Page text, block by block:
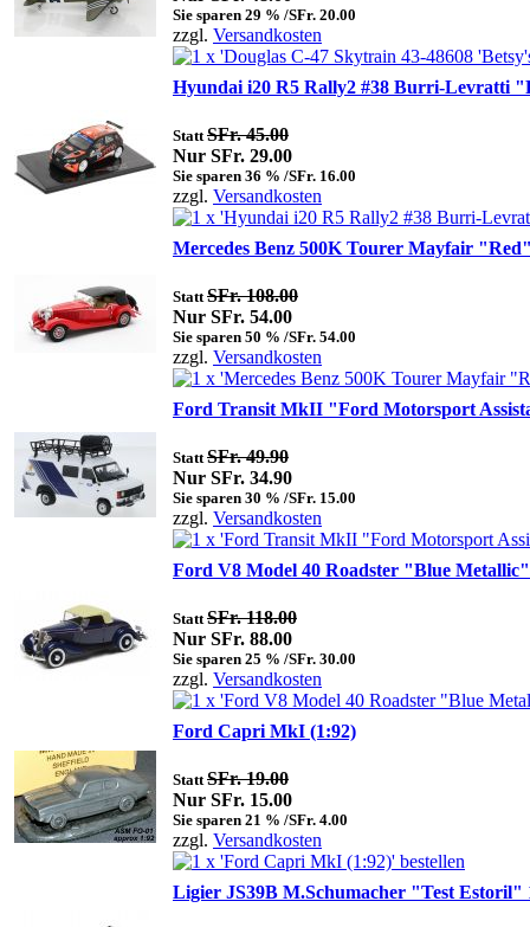
Sie sparen 29 % /SFr. 20.00
zzgl. Versandkosten
Hyundai i20 R5 Rally2 #38 Burri-Levratti
Statt SFr. 45.00
Nur SFr. 29.00
Sie sparen 36 % /SFr. 16.00
zzgl. Versandkosten
Mercedes Benz 500K Tourer Mayfair
Statt SFr. 108.00
Nur SFr. 54.00
Sie sparen 50 % /SFr. 54.00
zzgl. Versandkosten
Ford Transit MkII "Ford Motorsport
Statt SFr. 49.90
Nur SFr. 34.90
Sie sparen 30 % /SFr. 15.00
zzgl. Versandkosten
Ford V8 Model 40 Roadster "Blue Metallic"
Statt SFr. 118.00
Nur SFr. 88.00
Sie sparen 25 % /SFr. 30.00
zzgl. Versandkosten
Ford Capri MkI (1:92)
Statt SFr. 19.00
Nur SFr. 15.00
Sie sparen 21 % /SFr. 4.00
zzgl. Versandkosten
Ligier JS39B M.Schumacher "Test Estoril"